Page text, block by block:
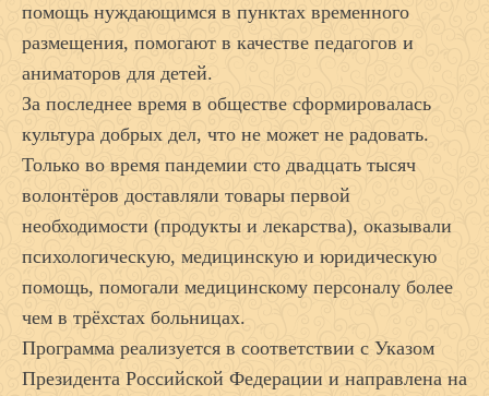
помощь нуждающимся в пунктах временного
размещения, помогают в качестве педагогов и
аниматоров для детей.
За последнее время в обществе сформировалась
культура добрых дел, что не может не радовать.
Только во время пандемии сто двадцать тысяч
волонтёров доставляли товары первой
необходимости (продукты и лекарства), оказывали
психологическую, медицинскую и юридическую
помощь, помогали медицинскому персоналу более
чем в трёхстах больницах.
Программа реализуется в соответствии с Указом
Президента Российской Федерации и направлена на